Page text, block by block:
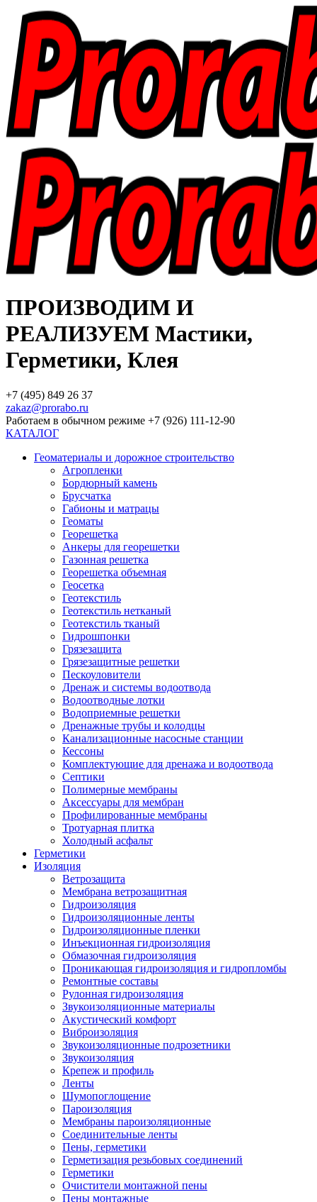
ПРОИЗВОДИМ И
РЕАЛИЗУЕМ Мастики,
Герметики, Клея
+7 (495) 849 26 37
zakaz@prorabo.ru
Работаем в обычном режиме +7 (926) 111-12-90
КАТАЛОГ
Геоматериалы и дорожное строительство
Агропленки
Бордюрный камень
Брусчатка
Габионы и матрацы
Геоматы
Георешетка
Анкеры для георешетки
Газонная решетка
Георешетка объемная
Геосетка
Геотекстиль
Геотекстиль нетканый
Геотекстиль тканый
Гидрошпонки
Грязезащита
Грязезащитные решетки
Пескоуловители
Дренаж и системы водоотвода
Водоотводные лотки
Водоприемные решетки
Дренажные трубы и колодцы
Канализационные насосные станции
Кессоны
Комплектующие для дренажа и водоотвода
Септики
Полимерные мембраны
Аксессуары для мембран
Профилированные мембраны
Тротуарная плитка
Холодный асфальт
Герметики
Изоляция
Ветрозащита
Мембрана ветрозащитная
Гидроизоляция
Гидроизоляционные ленты
Гидроизоляционные пленки
Инъекционная гидроизоляция
Обмазочная гидроизоляция
Проникающая гидроизоляция и гидропломбы
Ремонтные составы
Рулонная гидроизоляция
Звукоизоляционные материалы
Акустический комфорт
Виброизоляция
Звукоизоляционные подрозетники
Звукоизоляция
Крепеж и профиль
Ленты
Шумопоглощение
Пароизоляция
Мембраны пароизоляционные
Соединительные ленты
Пены, герметики
Герметизация резьбовых соединений
Герметики
Очистители монтажной пены
Пены монтажные